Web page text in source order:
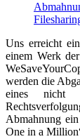
Uns erreicht
einem Werk
werden die
eines nicht
Abmahnung
One in a